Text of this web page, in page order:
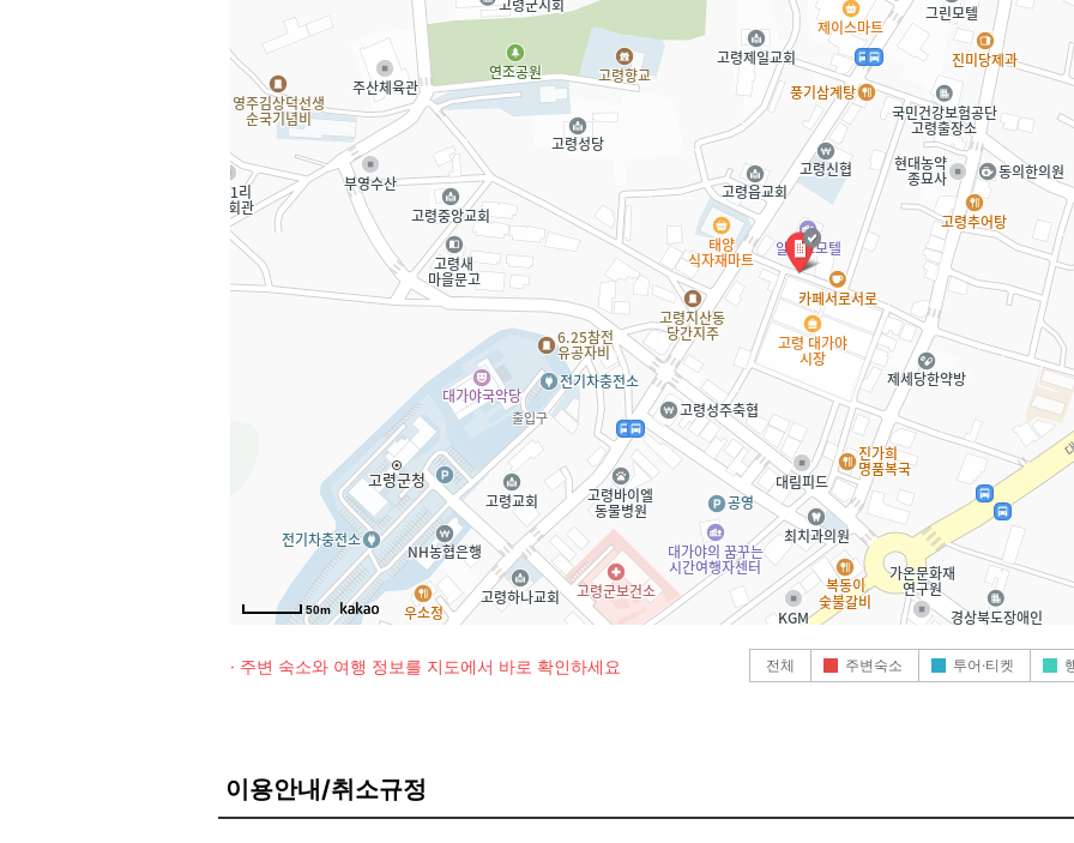
50m
· 주변 숙소와 여행 정보를 지도에서 바로 확인하세요 전체 주변숙소 투어·티켓
이용안내/취소규정